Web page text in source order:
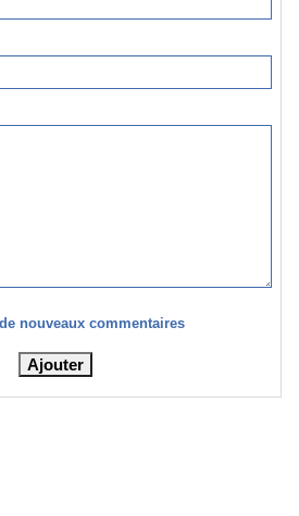
nouveaux commentaires